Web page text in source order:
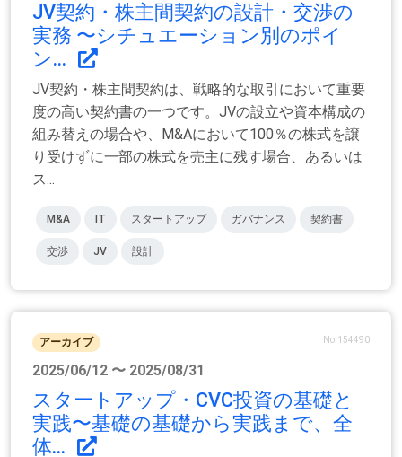
JV契約・株主間契約の設計・交渉の
実務 〜シチュエーション別のポイ
ン...
JV契約・株主間契約は、戦略的な取引において重要
度の高い契約書の一つです。JVの設立や資本構成の
組み替えの場合や、M&Aにおいて100％の株式を譲
り受けずに一部の株式を売主に残す場合、あるいは
ス...
M&A IT スタートアップ ガバナンス 契約書
交渉 JV 設計
アーカイブ No.154490
2025/06/12 〜 2025/08/31
スタートアップ・CVC投資の基礎と
実践〜基礎の基礎から実践まで、全
体...